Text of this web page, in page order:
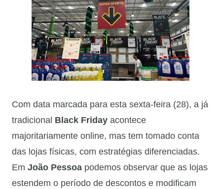
Com data marcada para esta sexta-feira (28), a já
tradicional Black Friday acontece
majoritariamente online, mas tem tomado conta
das lojas físicas, com estratégias diferenciadas.
Em João Pessoa podemos observar que as lojas
estendem o período de descontos e modificam